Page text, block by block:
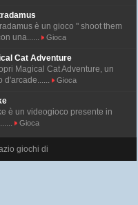
è un gioco " shoot them
una......
Gioca
Cat Adventure
Magical Cat Adventure, un
d'arcade......
Gioca
è un videogioco presente in
Gioca
giochi di